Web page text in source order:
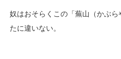
奴はおそらくこの「蕪山（かぶ
たに違いない。